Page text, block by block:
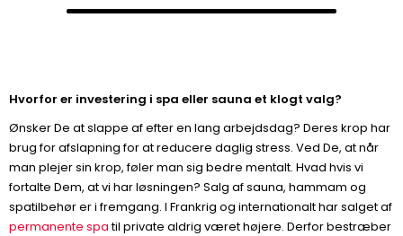
Hvorfor er investering i spa eller sauna et klogt valg?
Ønsker De at slappe af efter en lang arbejdsdag? Deres krop har
brug for afslapning for at reducere daglig stress. Ved De, at når
man plejer sin krop, føler man sig bedre mentalt. Hvad hvis vi
fortalte Dem, at vi har løsningen? Salg af sauna, hammam og
spatilbehør er i fremgang. I Frankrig og internationalt har salget af
permanente spatil private aldrig været højere. Derfor bestræber